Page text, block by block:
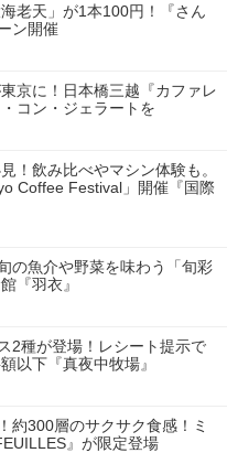
老天」が1本100円！『さん
ン開催
京に！日本橋三越『カファレ
コン・ジェラートを
！飲み比べやマシン体験も。
Coffee Festival」開催『国際
の魚介や野菜を味わう「旬彩
『羽衣』
2種が登場！レシート提示で
以下『真夜中牧場』
約300層のサクサク食感！ミ
』が限定登場